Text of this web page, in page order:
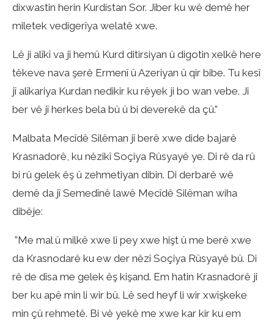
dixwastin herin Kurdistan Sor. Jiber ku wê demê her
miletek vedigerîya welatê xwe.
Lê ji alîkî va jî hemû Kurd ditirsiyan û digotin xelkê here
têkeve nava şerê Ermenî û Azeriyan û qir bibe. Tu kesî
jî alîkariya Kurdan nedikir ku rêyek ji bo wan vebe. Ji
ber vê jî herkes bela bû û bi deverekê da çû.”
Malbata Mecîdê Silêman jî berê xwe dide bajarê
Krasnadorê, ku nêzikî Soçiya Rûsyayê ye. Di rê da rû
bi rû gelek êş û zehmetîyan dibin. Di derbarê wê
demê da jî Semedînê lawê Mecîdê Silêman wiha
dibêje:
”Me mal û milkê xwe li pey xwe hişt û me berê xwe
da Krasnodarê ku ew der nêzî Soçiya Rûsyayê bû. Di
rê de dîsa me gelek êş kişand. Em hatin Krasnadorê ji
ber ku apê min li wir bû. Lê sed heyf li wir xwîşkeke
min çû rehmetê. Bi vê yekê me xwe kar kir ku em